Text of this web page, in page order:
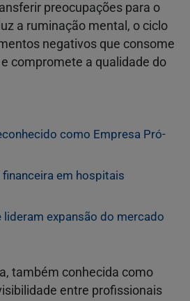
preocupações para o
a ruminação mental, o ciclo
negativos que consome
compromete a qualidade do
como Empresa Pró-
em hospitais
expansão do mercado
também conhecida como
entre profissionais